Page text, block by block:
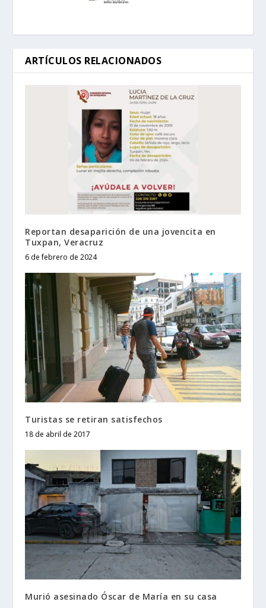
ARTÍCULOS RELACIONADOS
Reportan desaparición de una jovencita en
Tuxpan, Veracruz
6 de febrero de 2024
Turistas se retiran satisfechos
18 de abril de 2017
Murió asesinado Óscar de María en su casa